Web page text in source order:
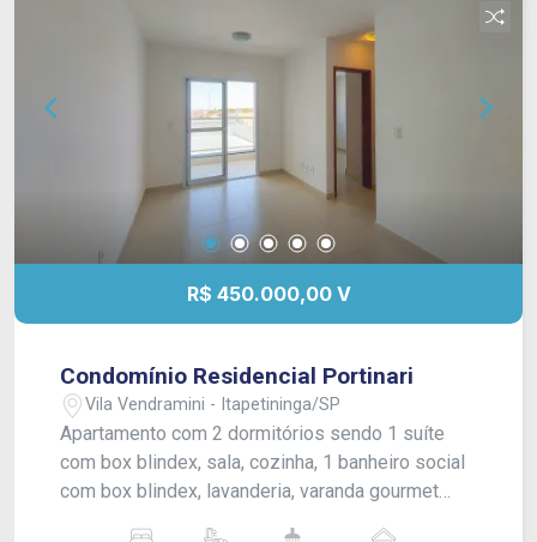
R$ 450.000,00 V
Condomínio Residencial Portinari
Vila Vendramini - Itapetininga/SP
Apartamento com 2 dormitórios sendo 1 suíte
com box blindex, sala, cozinha, 1 banheiro social
com box blindex, lavanderia, varanda gourmet